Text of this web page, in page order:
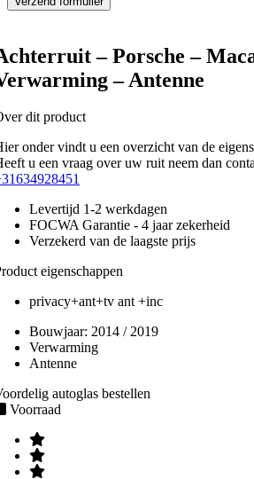
– Porsche –
– Antenne
dit product
onder vindt u een overzicht van de
u een vraag over uw ruit neem dan
Levertijd 1-2 werkdagen
FOCWA Garantie - 4 jaar zekerheid
Verzekerd van de laagste prijs
eigenschappen
privacy+ant+tv ant +inc
Bouwjaar: 2014 / 2019
Verwarming
Antenne
autoglas bestellen
Voorraad